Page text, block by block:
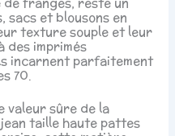
sacs et blousons en
texture souple et leur
des imprimés
incarnent parfaitement
70.
valeur sûre de la
jean taille haute pattes